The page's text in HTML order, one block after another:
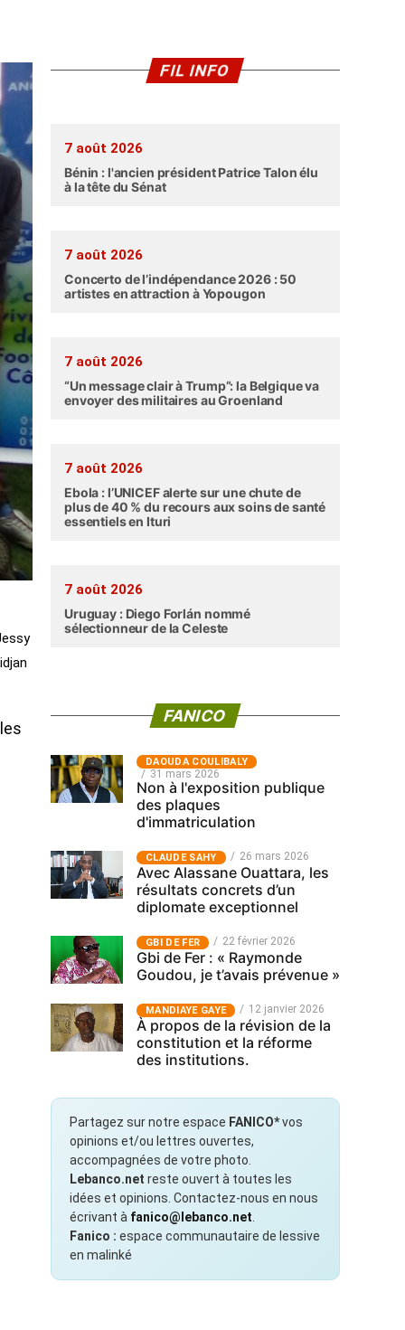
FIL INFO
7 août 2026
Bénin : l'ancien président Patrice Talon élu
à la tête du Sénat
7 août 2026
Concerto de l’indépendance 2026 : 50
artistes en attraction à Yopougon
7 août 2026
“Un message clair à Trump”: la Belgique va
envoyer des militaires au Groenland
7 août 2026
Ebola : l’UNICEF alerte sur une chute de
plus de 40 % du recours aux soins de santé
essentiels en Ituri
7 août 2026
Uruguay : Diego Forlán nommé
sélectionneur de la Celeste
FANICO
‎DAOUDA COULIBALY
31 mars 2026
Non à l'exposition publique
des plaques
d'immatriculation
CLAUDE SAHY 26 mars 2026
Avec Alassane Ouattara, les
résultats concrets d’un
diplomate exceptionnel
GBI DE FER 22 février 2026
Gbi de Fer : « Raymonde
Goudou, je t’avais prévenue »
MANDIAYE GAYE 12 janvier 2026
À propos de la révision de la
constitution et la réforme
des institutions.
Partagez sur notre espace FANICO*vos
opinions et/ou lettres ouvertes,
accompagnées de votre photo.
Lebanco.net reste ouvert à toutes les
idées et opinions. Contactez-nous en nous
écrivant à fanico@lebanco.net
Fanico : espace communautaire de lessive
en malinké